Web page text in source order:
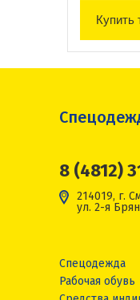
Купить
8 (4812)
214019, г.
ул. 2-я
Спецодежда
Рабочая обувь